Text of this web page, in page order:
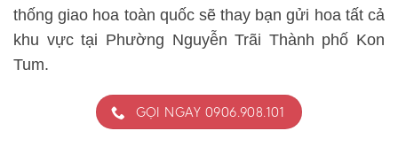
thống giao hoa toàn quốc sẽ thay bạn gửi hoa tất cả
khu vực tại Phường Nguyễn Trãi Thành phố Kon
Tum.
GỌI NGAY 0906.908.101